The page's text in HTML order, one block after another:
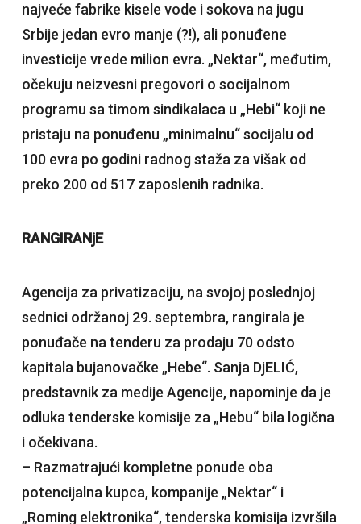
najveće fabrike kisele vode i sokova na jugu
Srbije jedan evro manje (?!), ali ponuđene
investicije vrede milion evra. „Nektar“, međutim,
očekuju neizvesni pregovori o socijalnom
programu sa timom sindikalaca u „Hebi“ koji ne
pristaju na ponuđenu „minimalnu“ socijalu od
100 evra po godini radnog staža za višak od
preko 200 od 517 zaposlenih radnika.
RANGIRANjE
Agencija za privatizaciju, na svojoj poslednjoj
sednici održanoj 29. septembra, rangirala je
ponuđače na tenderu za prodaju 70 odsto
kapitala bujanovačke „Hebe“. Sanja DjELIĆ,
predstavnik za medije Agencije, napominje da je
odluka tenderske komisije za „Hebu“ bila logična
i očekivana.
– Razmatrajući kompletne ponude oba
potencijalna kupca, kompanije „Nektar“ i
„Roming elektronika“, tenderska komisija izvršila